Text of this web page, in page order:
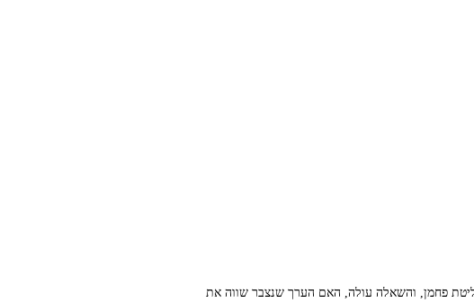
פחמן, והשאלה עולה, האם הערך שנצבר שווה את